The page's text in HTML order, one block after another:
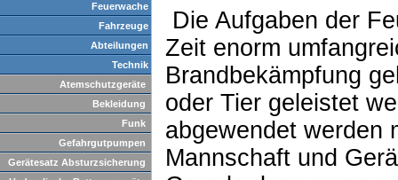
Feuerwache
Fahrzeuge
Abteilungen
Technik
Atemschutzgeräte
Bekleidung
Funk
Gefahrgutpumpen
Gerätesatz Absturzsicherung
Die Aufgaben der
Zeit enorm
Brandbekämpfung
oder Tier geleistet
abgewendet werden
Mannschaft und